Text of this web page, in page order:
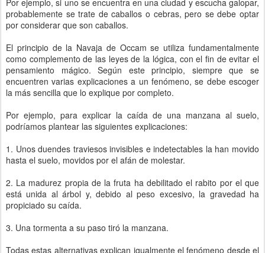
Por ejemplo, si uno se encuentra en una ciudad y escucha galopar,
probablemente se trate de caballos o cebras, pero se debe optar
por considerar que son caballos.
El principio de la Navaja de Occam se utiliza fundamentalmente
como complemento de las leyes de la lógica, con el fin de evitar el
pensamiento mágico. Según este principio, siempre que se
encuentren varias explicaciones a un fenómeno, se debe escoger
la más sencilla que lo explique por completo.
Por ejemplo, para explicar la caída de una manzana al suelo,
podríamos plantear las siguientes explicaciones:
1. Unos duendes traviesos invisibles e indetectables la han movido
hasta el suelo, movidos por el afán de molestar.
2. La madurez propia de la fruta ha debilitado el rabito por el que
está unida al árbol y, debido al peso excesivo, la gravedad ha
propiciado su caída.
3. Una tormenta a su paso tiró la manzana.
Todas estas alternativas explican igualmente el fenómeno desde el